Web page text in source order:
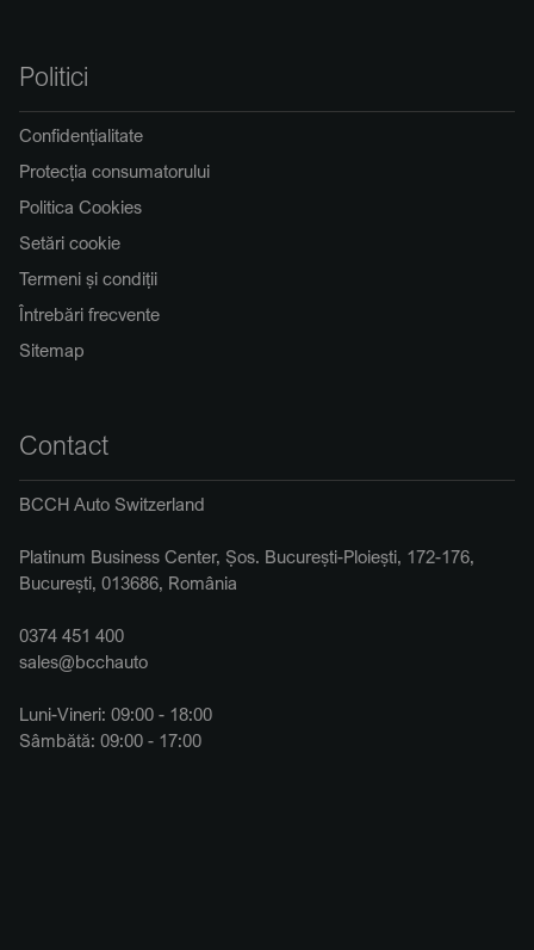
Politici
Confidențialitate
Protecția consumatorului
Politica Cookies
Setări cookie
Termeni și condiții
Întrebări frecvente
Sitemap
Contact
BCCH Auto Switzerland
Platinum Business Center, Șos. București-Ploiești, 172-176,
București, 013686, România
0374 451 400
sales@bcchauto
Luni-Vineri: 09:00 - 18:00
Sâmbătă: 09:00 - 17:00